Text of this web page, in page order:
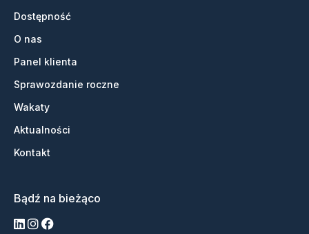
Dostępność
O nas
Panel klienta
Sprawozdanie roczne
Wakaty
Aktualności
Kontakt
Bądź na bieżąco
LinkedIn
Instagram
Facebook